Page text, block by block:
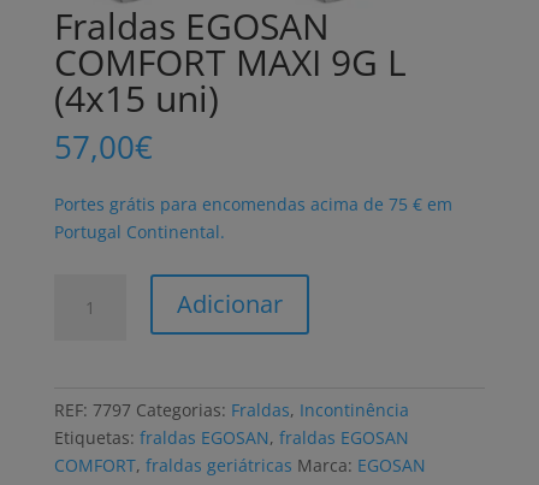
Fraldas EGOSAN
COMFORT MAXI 9G L
(4x15 uni)
57,00€
Portes grátis para encomendas acima de 75 € em
Portugal Continental.
Adicionar
REF: 7797 Categorias: Fraldas, Incontinência
Etiquetas: fraldas EGOSAN, fraldas EGOSAN
COMFORT, fraldas geriátricas Marca: EGOSAN